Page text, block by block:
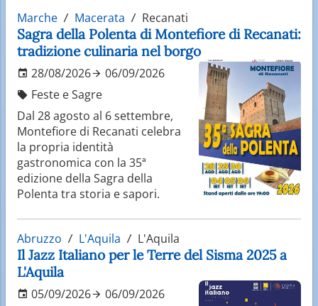
Marche Macerata Recanati
Sagra della Polenta di Montefiore di Recanati:
tradizione culinaria nel borgo
28/08/2026
06/09/2026
Feste e Sagre
Dal 28 agosto al 6 settembre,
Montefiore di Recanati celebra
la propria identità
gastronomica con la 35ª
edizione della Sagra della
Polenta tra storia e sapori.
Abruzzo L'Aquila L'Aquila
Il Jazz Italiano per le Terre del Sisma 2025 a
L'Aquila
05/09/2026 06/09/2026